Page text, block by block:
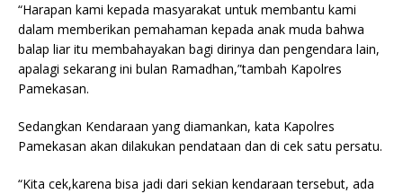
“Harapan kami kepada masyarakat untuk membantu kami
dalam memberikan pemahaman kepada anak muda bahwa
balap liar itu membahayakan bagi dirinya dan pengendara lain,
apalagi sekarang ini bulan Ramadhan,”tambah Kapolres
Pamekasan.
Sedangkan Kendaraan yang diamankan, kata Kapolres
Pamekasan akan dilakukan pendataan dan di cek satu persatu.
“Kita cek,karena bisa jadi dari sekian kendaraan tersebut, ada